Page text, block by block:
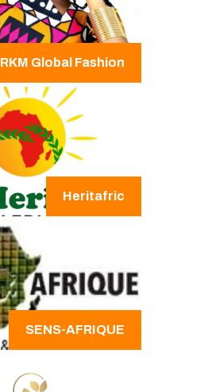
RKM Global Fashion
Heritafric
SENS-AFRIQUE